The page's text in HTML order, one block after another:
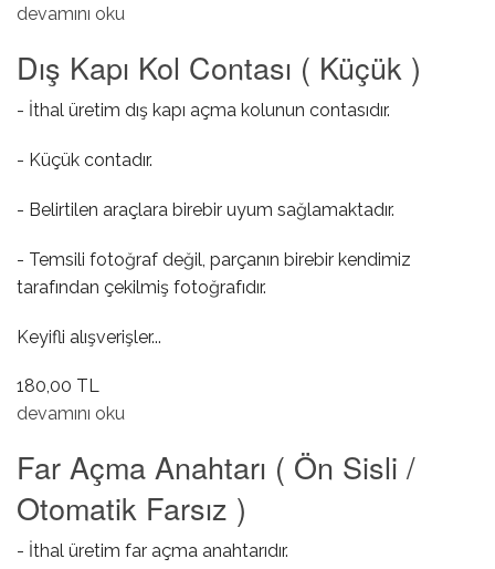
Dış Kapı Kol Contası ( Büyük ) hakkında
devamını oku
Dış Kapı Kol Contası ( Küçük )
- İthal üretim dış kapı açma kolunun contasıdır.
- Küçük contadır.
- Belirtilen araçlara birebir uyum sağlamaktadır.
- Temsili fotoğraf değil, parçanın birebir kendimiz
tarafından çekilmiş fotoğrafıdır.
Keyifli alışverişler...
180,00 TL
Dış Kapı Kol Contası ( Küçük ) hakkında
devamını oku
Far Açma Anahtarı ( Ön Sisli /
Otomatik Farsız )
- İthal üretim far açma anahtarıdır.